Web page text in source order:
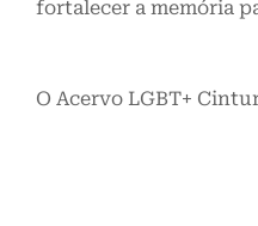
fortalecer a memória
O Acervo LGBT+